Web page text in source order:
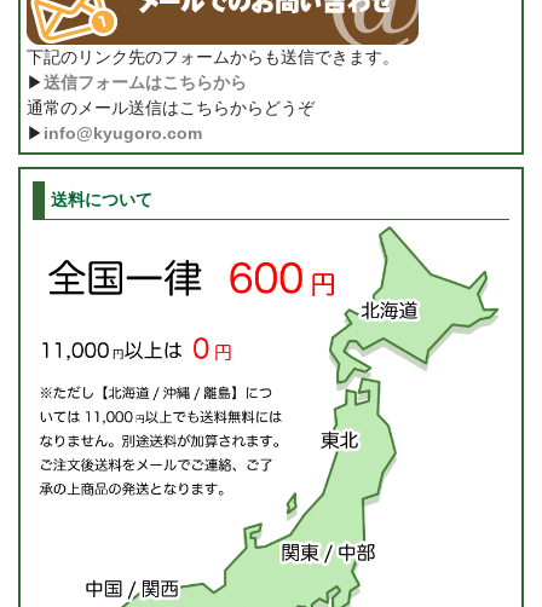
下記のリンク先のフォームからも送信できます。
▶送信フォームはこちらから
通常のメール送信はこちらからどうぞ
▶ info@kyugoro.com
送料について